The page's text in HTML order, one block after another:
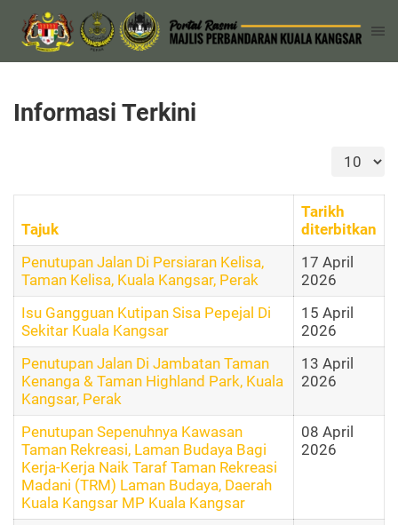
Informasi Terkini
Papar #
Tajuk
Tarikh
diterbitkan
Penutupan Jalan Di Persiaran Kelisa,
Taman Kelisa, Kuala Kangsar, Perak
17 April
2026
Isu Gangguan Kutipan Sisa Pepejal Di
Sekitar Kuala Kangsar
15 April
2026
Penutupan Jalan Di Jambatan Taman
Kenanga & Taman Highland Park, Kuala
Kangsar, Perak
13 April
2026
Penutupan Sepenuhnya Kawasan
Taman Rekreasi, Laman Budaya Bagi
Kerja-Kerja Naik Taraf Taman Rekreasi
Madani (TRM) Laman Budaya, Daerah
Kuala Kangsar MP Kuala Kangsar
08 April
2026